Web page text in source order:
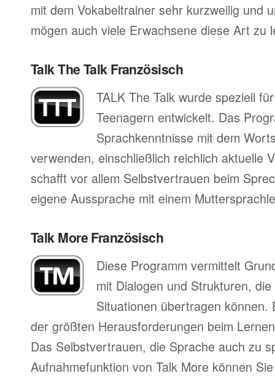
mit dem Vokabeltrainer sehr kurzweilig und
mögen auch viele Erwachsene diese Art zu
Talk The Talk Französisch
TALK The Talk wurde speziell
Teenagern entwickelt. Das
Sprachkenntnisse mit dem
verwenden, einschließlich reichlich aktuelle
schafft vor allem Selbstvertrauen beim
eigene Aussprache mit einem
Talk More Französisch
Diese Programm vermittelt
mit Dialogen und Strukturen,
Situationen übertragen können.
der größten Herausforderungen beim
Das Selbstvertrauen, die Sprache auch zu
Aufnahmefunktion von Talk More können